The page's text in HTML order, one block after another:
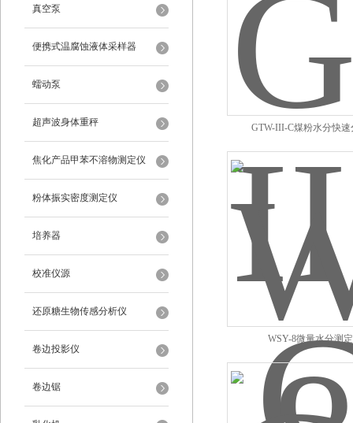
真空泵
便携式温腐蚀液体采样器
蠕动泵
超声波身体重秤
焦化产品甲苯不溶物测定仪
粉体振实密度测定仪
培养器
校准仪源
还原糖生物传感分析仪
卷边投影仪
卷边锯
GTW-III-C煤粉​水分快速
WSY-8微量水分测